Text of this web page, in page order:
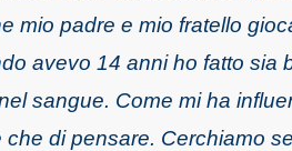
mio padre e mio fratello
avevo 14 anni ho fatto sia
sangue. Come mi ha
che di pensare. Cerchiamo